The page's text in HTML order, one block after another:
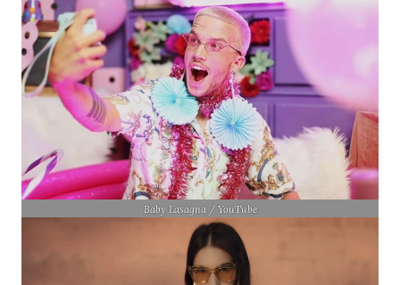
Baby Lasagna / YouTube